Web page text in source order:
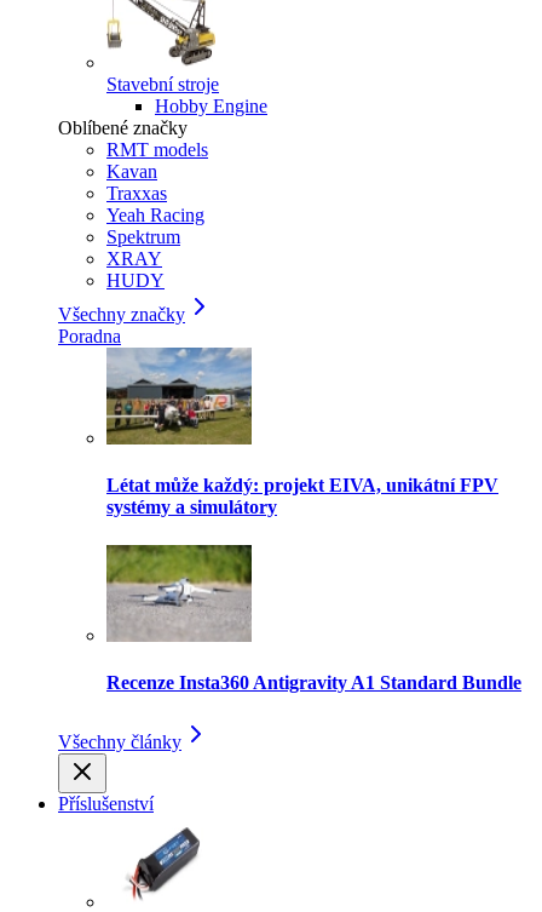
Stavební stroje
Hobby Engine
Oblíbené značky
RMT models
Kavan
Traxxas
Yeah Racing
Spektrum
XRAY
HUDY
Všechny značky
Poradna
Létat může každý: projekt EIVA, unikátní FPV
systémy a simulátory
Recenze Insta360 Antigravity A1 Standard Bundle
Všechny články
Příslušenství